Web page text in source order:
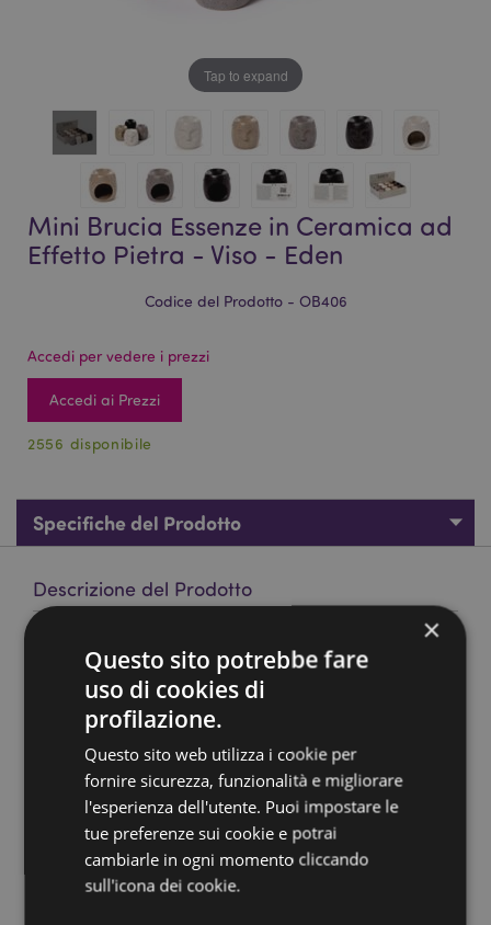
Tap to expand
Mini Brucia Essenze in Ceramica ad
Effetto Pietra - Viso - Eden
Codice del Prodotto - OB406
Accedi per vedere i prezzi
Accedi ai Prezzi
2556 disponibile
Specifiche del Prodotto
Descrizione del Prodotto
Mini Brucia Essenze in Ceramica ad Effetto Pietra - Viso -
Materiale: Ceramica Dolomite
Da Utlizzare con: Acqua e Oli.
Candela Inclusa:No
Oli Inclusi:
Informazioni sulla Sicurezza:Leggere e seguire le
istruzioni incluse con il prodotto. Usa sempre candele
di tipo tea light standard di qualità e non riempire
troppo il piatto
×
Questo sito potrebbe fare
uso di cookies di
profilazione.
Questo sito web utilizza i cookie per
fornire sicurezza, funzionalità e migliorare
l'esperienza dell'utente. Puoi impostare le
tue preferenze sui cookie e potrai
cambiarle in ogni momento cliccando
sull'icona dei cookie.